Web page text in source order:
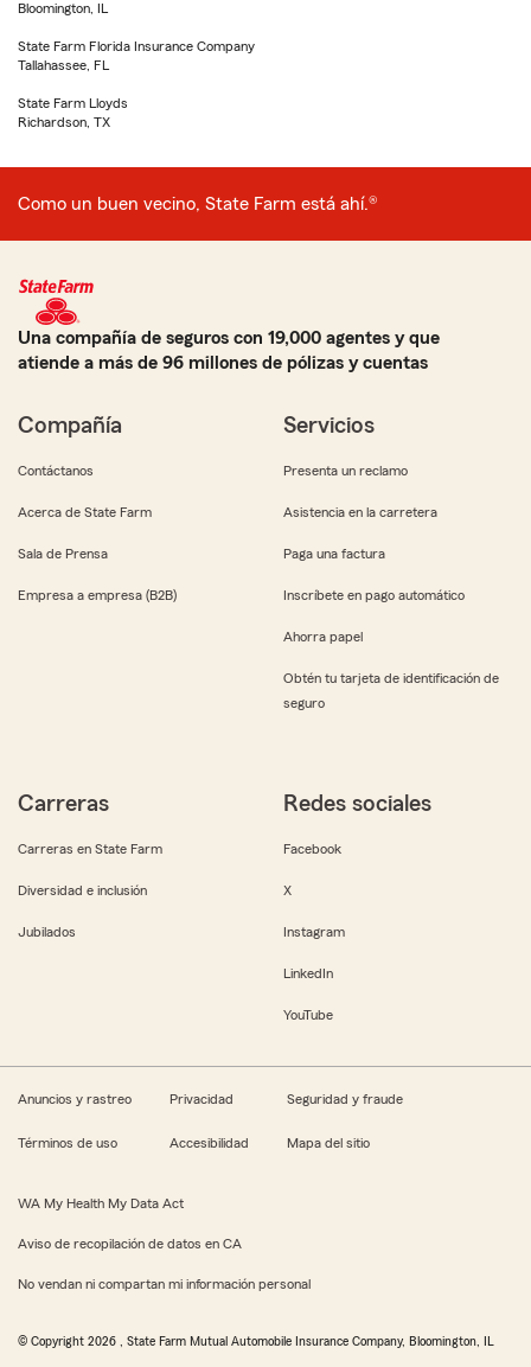
Bloomington, IL
State Farm Florida Insurance Company
Tallahassee, FL
State Farm Lloyds
Richardson, TX
Como un buen vecino, State Farm está ahí.®
Una compañía de seguros con 19,000 agentes y que
atiende a más de 96 millones de pólizas y cuentas
Compañía
Contáctanos
Acerca de State Farm
Sala de Prensa
Empresa a empresa (B2B)
Servicios
Presenta un reclamo
Asistencia en la carretera
Paga una factura
Inscríbete en pago automático
Ahorra papel
Obtén tu tarjeta de identificación de
seguro
Carreras
Carreras en State Farm
Diversidad e inclusión
Jubilados
Redes sociales
Facebook
X
Instagram
LinkedIn
YouTube
Anuncios y rastreo Privacidad Seguridad y fraude
Términos de uso Accesibilidad Mapa del sitio
WA My Health My Data Act
Aviso de recopilación de datos en CA
No vendan ni compartan mi información personal
© Copyright 2026 , State Farm Mutual Automobile Insurance Company, Bloomington, IL